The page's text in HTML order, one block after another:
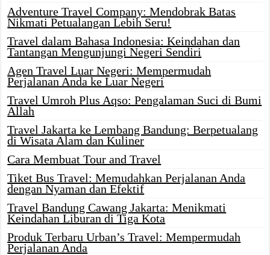
Adventure Travel Company: Mendobrak Batas
Nikmati Petualangan Lebih Seru!
Travel dalam Bahasa Indonesia: Keindahan dan
Tantangan Mengunjungi Negeri Sendiri
Agen Travel Luar Negeri: Mempermudah
Perjalanan Anda ke Luar Negeri
Travel Umroh Plus Aqso: Pengalaman Suci di Bumi
Allah
Travel Jakarta ke Lembang Bandung: Berpetualang
di Wisata Alam dan Kuliner
Cara Membuat Tour and Travel
Tiket Bus Travel: Memudahkan Perjalanan Anda
dengan Nyaman dan Efektif
Travel Bandung Cawang Jakarta: Menikmati
Keindahan Liburan di Tiga Kota
Produk Terbaru Urban’s Travel: Mempermudah
Perjalanan Anda